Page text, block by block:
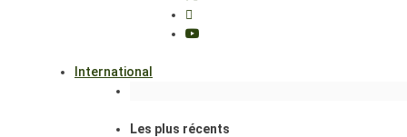
International
Les plus récents